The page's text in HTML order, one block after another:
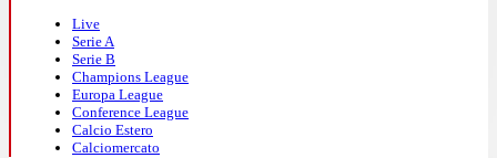
Live
Serie A
Serie B
Champions League
Europa League
Conference League
Calcio Estero
Calciomercato